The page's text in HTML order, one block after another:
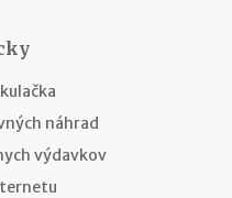
náhrad
výdavkov